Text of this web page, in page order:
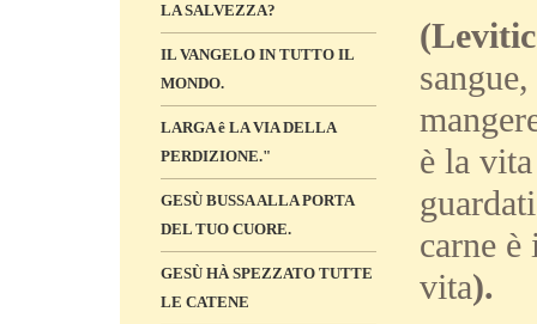
LA SALVEZZA?
IL VANGELO IN TUTTO IL
MONDO.
LARGA ê LA VIA DELLA
PERDIZIONE."
GESÙ BUSSA ALLA PORTA
DEL TUO CUORE.
GESÙ HÀ SPEZZATO TUTTE
LE CATENE
è la
carne è
vita).